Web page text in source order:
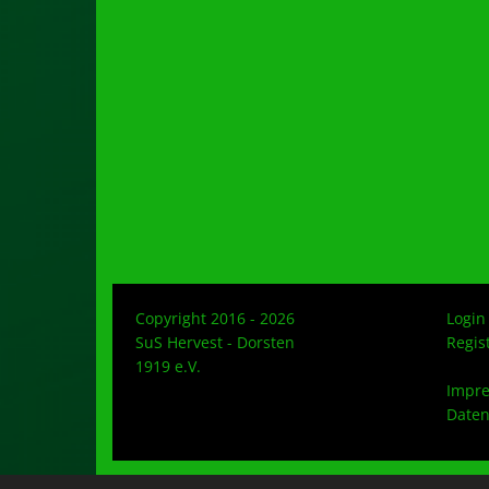
Copyright 2016 - 2026
SuS Hervest - Dorsten
1919 e.V.
Login